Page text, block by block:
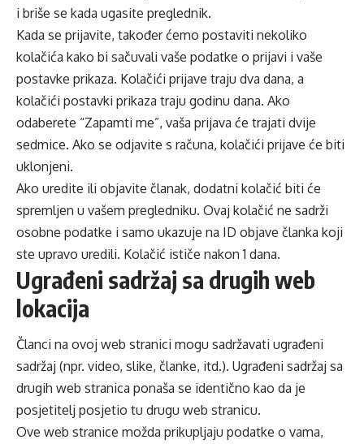
i briše se kada ugasite preglednik.
Kada se prijavite, također ćemo postaviti nekoliko
kolačića kako bi sačuvali vaše podatke o prijavi i vaše
postavke prikaza. Kolačići prijave traju dva dana, a
kolačići postavki prikaza traju godinu dana. Ako
odaberete “Zapamti me”, vaša prijava će trajati dvije
sedmice. Ako se odjavite s računa, kolačići prijave će biti
uklonjeni.
Ako uredite ili objavite članak, dodatni kolačić biti će
spremljen u vašem pregledniku. Ovaj kolačić ne sadrži
osobne podatke i samo ukazuje na ID objave članka koji
ste upravo uredili. Kolačić ističe nakon 1 dana.
Ugrađeni sadržaj sa drugih web
lokacija
Članci na ovoj web stranici mogu sadržavati ugrađeni
sadržaj (npr. video, slike, članke, itd.). Ugrađeni sadržaj sa
drugih web stranica ponaša se identično kao da je
posjetitelj posjetio tu drugu web stranicu.
Ove web stranice možda prikupljaju podatke o vama,